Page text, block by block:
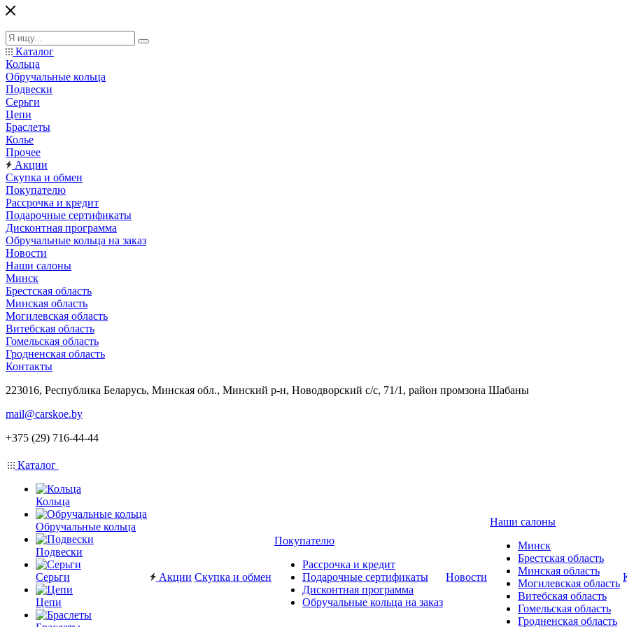
Каталог
Кольца
Обручальные кольца
Подвески
Серьги
Цепи
Браслеты
Колье
Прочее
Акции
Скупка и обмен
Покупателю
Рассрочка и кредит
Подарочные сертификаты
Дисконтная программа
Обручальные кольца на заказ
Новости
Наши салоны
Минск
Брестская область
Минская область
Могилевская область
Витебская область
Гомельская область
Гродненская область
Контакты
223016, Республика Беларусь, Минская обл., Минский р-н, Новодворский с/с, 71/1, район промзона Шабаны
mail@carskoe.by
+375 (29) 716-44-44
Каталог
Кольца
Обручальные кольца
Подвески
Серьги
Цепи
Акции Скупка и обмен
Покупателю
Рассрочка и кредит
Подарочные сертификаты
Дисконтная программа
Обручальные кольца на заказ
Новости
Наши салоны
Минск
Брестская область
Минская область
Могилевская область
Витебская область
Гомельская область
Гродненская область